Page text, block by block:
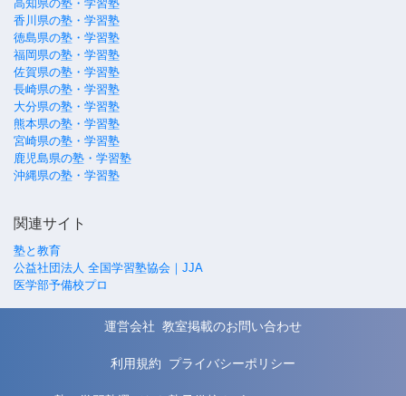
高知県の塾・学習塾
香川県の塾・学習塾
徳島県の塾・学習塾
福岡県の塾・学習塾
佐賀県の塾・学習塾
長崎県の塾・学習塾
大分県の塾・学習塾
熊本県の塾・学習塾
宮崎県の塾・学習塾
鹿児島県の塾・学習塾
沖縄県の塾・学習塾
関連サイト
塾と教育
公益社団法人 全国学習塾協会｜JJA
医学部予備校プロ
運営会社 教室掲載のお問い合わせ
利用規約 プライバシーポリシー